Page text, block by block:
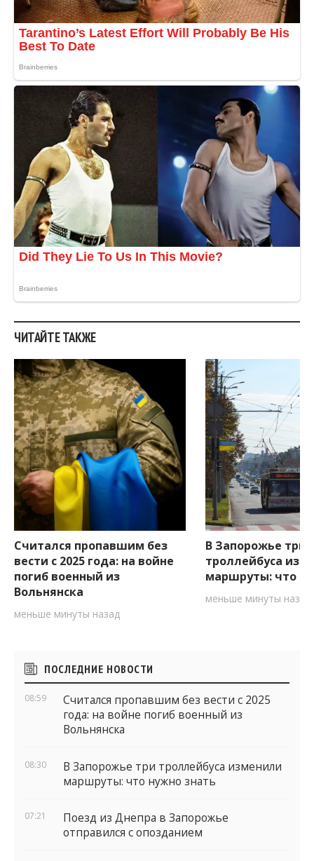
ЧИТАЙТЕ ТАКЖЕ
Считался пропавшим без
вести с 2025 года: на войне
погиб военный из
Вольнянска
меньше минуты назад
В Запорожье три
троллейбуса
маршруты: что
меньше минуты назад
Боковые
виджеты
ПОСЛЕДНИЕ НОВОСТИ
08:59
Считался пропавшим без вести с 2025
года: на войне погиб военный из
Вольнянска
08:30
В Запорожье три троллейбуса изменили
маршруты: что нужно знать
07:21
Поезд из Днепра в Запорожье
отправился с опозданием